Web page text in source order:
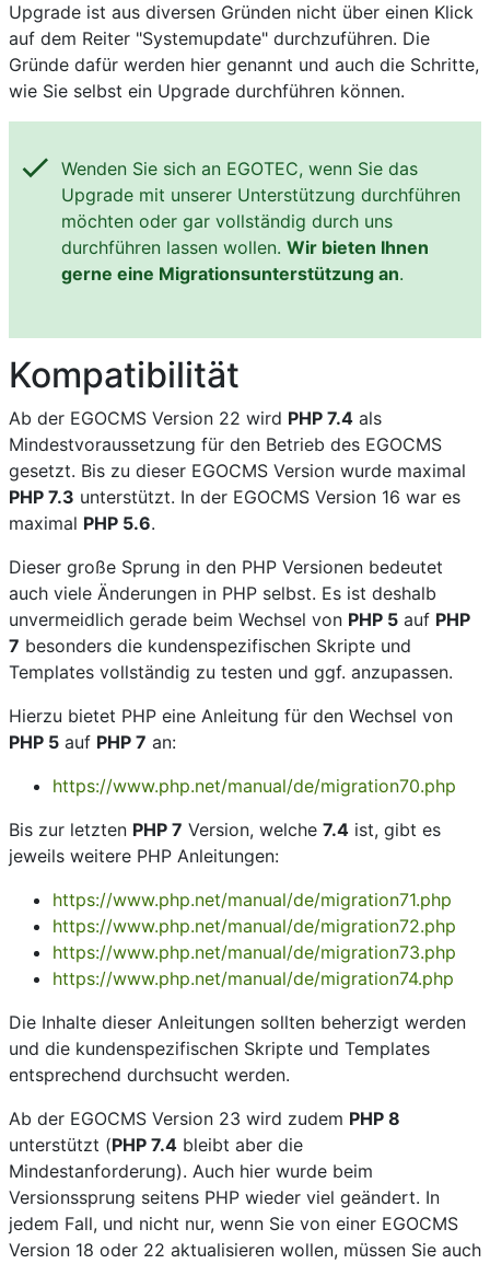
Upgrade ist aus diversen Gründen nicht über einen Klick
auf dem Reiter "Systemupdate" durchzuführen. Die
Gründe dafür werden hier genannt und auch die Schritte,
wie Sie selbst ein Upgrade durchführen können.
check Wenden Sie sich an EGOTEC, wenn Sie das
Upgrade mit unserer Unterstützung durchführen
möchten oder gar vollständig durch uns
durchführen lassen wollen. Wir bieten Ihnen
gerne eine Migrationsunterstützung an.
Kompatibilität
Ab der EGOCMS Version 22 wird PHP 7.4 als
Mindestvoraussetzung für den Betrieb des EGOCMS
gesetzt. Bis zu dieser EGOCMS Version wurde maximal
PHP 7.3 unterstützt. In der EGOCMS Version 16 war es
maximal PHP 5.6.
Dieser große Sprung in den PHP Versionen bedeutet
auch viele Änderungen in PHP selbst. Es ist deshalb
unvermeidlich gerade beim Wechsel von PHP 5 auf PHP
7 besonders die kundenspezifischen Skripte und
Templates vollständig zu testen und ggf. anzupassen.
Hierzu bietet PHP eine Anleitung für den Wechsel von
PHP 5 auf PHP 7 an:
https://www.php.net/manual/de/migration70.php
Bis zur letzten PHP 7 Version, welche 7.4 ist, gibt es
jeweils weitere PHP Anleitungen:
https://www.php.net/manual/de/migration71.php
https://www.php.net/manual/de/migration72.php
https://www.php.net/manual/de/migration73.php
https://www.php.net/manual/de/migration74.php
Die Inhalte dieser Anleitungen sollten beherzigt werden
und die kundenspezifischen Skripte und Templates
entsprechend durchsucht werden.
Ab der EGOCMS Version 23 wird zudem PHP 8
unterstützt (PHP 7.4 bleibt aber die
Mindestanforderung). Auch hier wurde beim
Versionssprung seitens PHP wieder viel geändert. In
jedem Fall, und nicht nur, wenn Sie von einer EGOCMS
Version 18 oder 22 aktualisieren wollen, müssen Sie auch